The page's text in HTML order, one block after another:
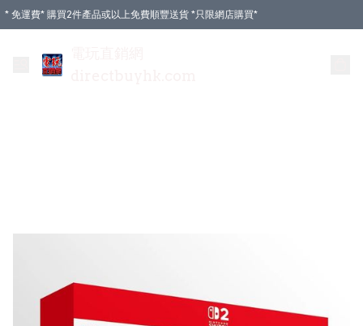
* 免運費* 購買2件產品或以上免費順豐送貨 *只限網店購買*